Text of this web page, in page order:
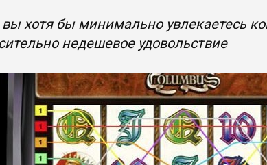
вы хотя бы минимально увлекаетесь
недешевое удовольствие